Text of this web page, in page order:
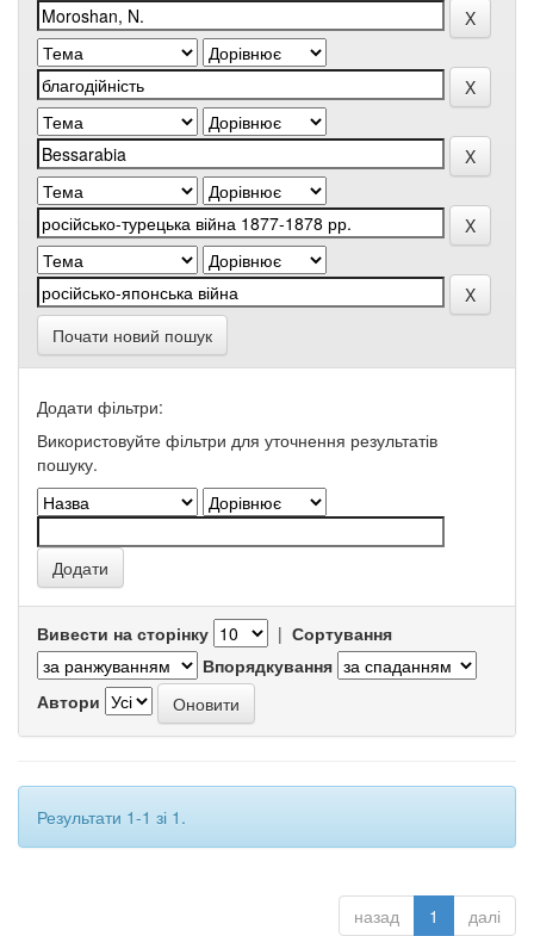
Почати новий пошук
Додати фільтри:
Використовуйте фільтри для уточнення результатів
пошуку.
Вивести на сторінку | Сортування
Впорядкування
Автори
Результати 1-1 зі 1.
назад 1 далі